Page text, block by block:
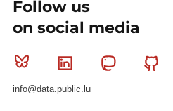
Follow us
on social media
Bluesky Linkedin Mastodon
info@data.public.lu